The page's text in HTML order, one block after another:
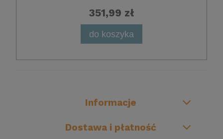
351,99 zł
do koszyka
Informacje
Dostawa i płatność